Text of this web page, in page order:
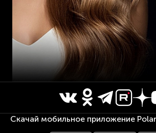
Скачай мобильное приложение